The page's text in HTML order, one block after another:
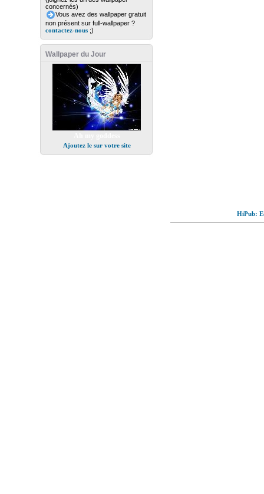
concernés)
Vous avez des wallpaper gratuit
non présent sur full-wallpaper ?
contactez-nous;)
Wallpaper du Jour
Ajoutez le sur votre site
HiPub: